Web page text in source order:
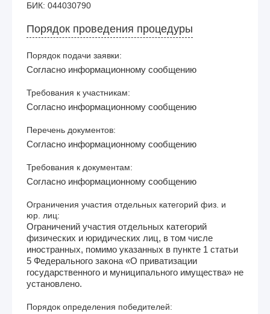
Порядок проведения процедуры
Порядок подачи заявки:
Согласно информационному сообщению
Требования к участникам:
Согласно информационному сообщению
Перечень документов:
Согласно информационному сообщению
Требования к документам:
Согласно информационному сообщению
Ограничения участия отдельных категорий физ. и
юр. лиц:
Ограничений участия отдельных категорий
физических и юридических лиц, в том числе
иностранных, помимо указанных в пункте 1 статьи
5 Федерального закона «О приватизации
государственного и муниципального имущества» не
установлено.
Порядок определения победителей: